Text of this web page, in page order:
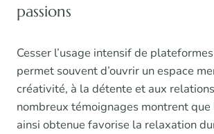
passions
Cesser l’usage intensif de
permet souvent d’ouvrir un espace
créativité, à la détente et aux
nombreux témoignages montrent
ainsi obtenue favorise la relaxation